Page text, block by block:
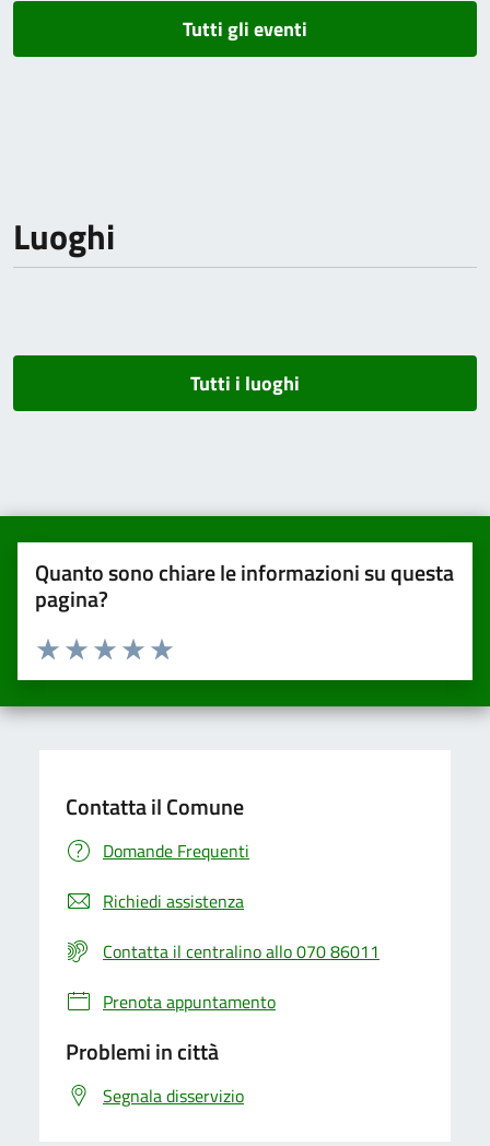
Tutti gli eventi
Luoghi
Tutti i luoghi
Quanto sono chiare le informazioni su questa
pagina?
Valuta da 1 a 5 stelle la pagina
Valuta 5 stelle su 5
Valuta 4 stelle su 5
Valuta 3 stelle su 5
Valuta 2 stelle su 5
Valuta una stella su 5
Contatta il Comune
Domande Frequenti
Richiedi assistenza
Contatta il centralino allo 070 86011
Prenota appuntamento
Problemi in città
Segnala disservizio